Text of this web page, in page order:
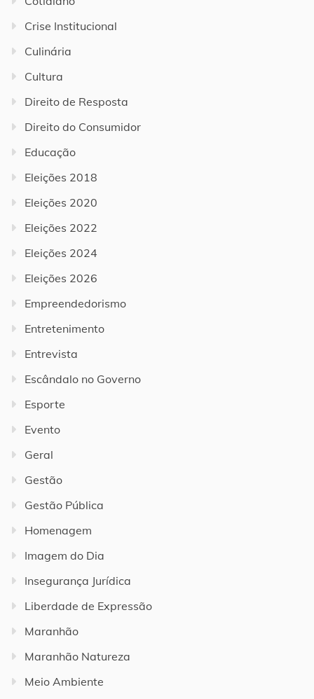
Crise Institucional
Culinária
Cultura
Direito de Resposta
Direito do Consumidor
Educação
Eleições 2018
Eleições 2020
Eleições 2022
Eleições 2024
Eleições 2026
Empreendedorismo
Entretenimento
Entrevista
Escândalo no Governo
Esporte
Evento
Geral
Gestão
Gestão Pública
Homenagem
Imagem do Dia
Insegurança Jurídica
Liberdade de Expressão
Maranhão
Maranhão Natureza
Meio Ambiente